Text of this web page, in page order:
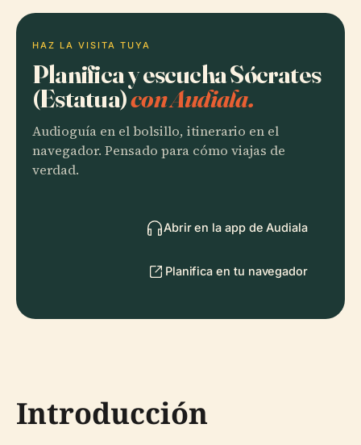
HAZ LA VISITA TUYA
Planifica y escucha Sócrates
(Estatua)con Audiala.
Audioguía en el bolsillo, itinerario en el
navegador. Pensado para cómo viajas de
verdad.
Abrir en la app de Audiala
Planifica en tu navegador
Introducción